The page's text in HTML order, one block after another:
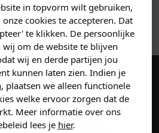
in topvorm wilt gebruiken,
cookies te accepteren. Dat
te klikken. De persoonlijke
wij om de website te blijven
wij en derde partijen jou
kunnen laten zien. Indien je
, plaatsen we alleen functionele
welke ervoor zorgen dat de
Meer informatie over ons
lees je hier.
OOK
aan en ontvang 5%
eerste bestelling!
je naar op
kleding
kleding